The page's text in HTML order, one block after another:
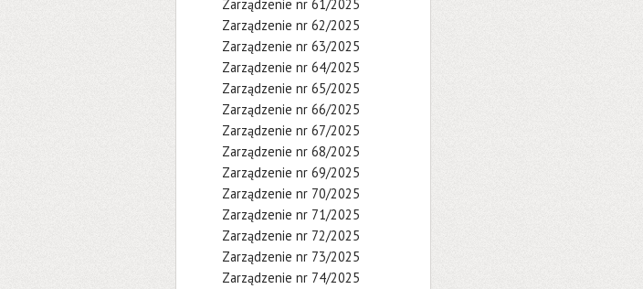
Zarządzenie nr 61/2025
Zarządzenie nr 62/2025
Zarządzenie nr 63/2025
Zarządzenie nr 64/2025
Zarządzenie nr 65/2025
Zarządzenie nr 66/2025
Zarządzenie nr 67/2025
Zarządzenie nr 68/2025
Zarządzenie nr 69/2025
Zarządzenie nr 70/2025
Zarządzenie nr 71/2025
Zarządzenie nr 72/2025
Zarządzenie nr 73/2025
Zarządzenie nr 74/2025